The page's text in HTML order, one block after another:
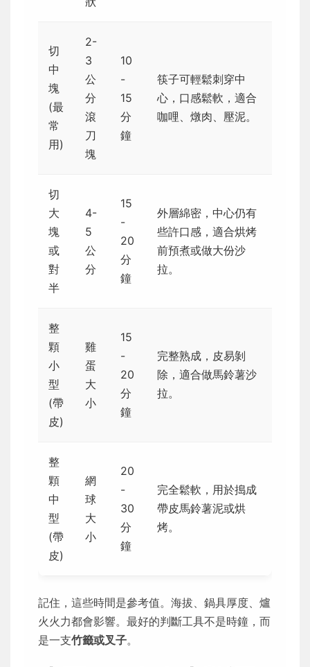
切
中
塊
(最
常
用)
2-
3
公
分
滾
刀
塊
10
-
15
分
鐘
筷子可輕鬆刺穿中
心，口感鬆軟，適合
咖哩、燉肉、壓泥。
切
大
塊
或
對
半
4-
5
公
分
15
-
20
分
鐘
外層綿密，中心仍有
些許口感，適合烘烤
前預煮或做大份沙
拉。
整
顆
小
型
(帶
皮)
雞
蛋
大
小
15
-
20
分
鐘
完整熟成，皮易剝
除，適合做馬鈴薯沙
拉。
整
顆
中
型
(帶
皮)
網
球
大
小
20
-
30
分
鐘
完全鬆軟，用於搗成
帶皮馬鈴薯泥或烘
烤。
記住，這些時間是參考值。海拔、鍋具厚度、爐
火火力都會影響。最好的判斷工具不是時鐘，而
是一支竹籤或叉子。